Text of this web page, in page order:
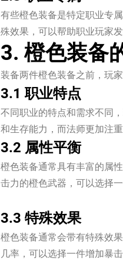
有些橙色装备是特定职业专
殊效果，可以帮助职业玩家
3. 橙色装备
装备两件橙色装备之前，玩
3.1 职业特点
不同职业的特点和需求不同
和生存能力，而法师更加注
3.2 属性平衡
橙色装备通常具有丰富的属
击力的橙色武器，可以选择
3.3 特殊效果
橙色装备通常会带有特殊效
几率，可以选择一件增加暴